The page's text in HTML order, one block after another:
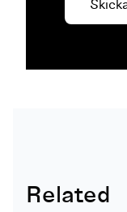
Related